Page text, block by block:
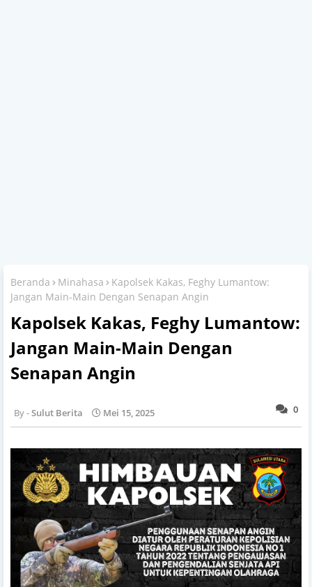
Beranda Minahasa
Kapolsek Kakas, Feghy Lumantow:
Jangan Main-Main Dengan Senapan Angin
Kapolsek Kakas, Feghy Lumantow:
Jangan Main-Main Dengan
Senapan Angin
0
Sulut Berita Mei 15, 2025